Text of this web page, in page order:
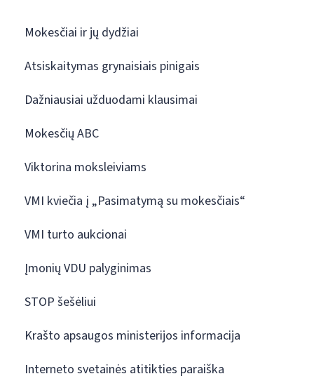
Mokesčiai ir jų dydžiai
Atsiskaitymas grynaisiais pinigais
Dažniausiai užduodami klausimai
Mokesčių ABC
Viktorina moksleiviams
VMI kviečia į „Pasimatymą su mokesčiais“
VMI turto aukcionai
Įmonių VDU palyginimas
STOP šešėliui
Krašto apsaugos ministerijos informacija
Interneto svetainės atitikties paraiška